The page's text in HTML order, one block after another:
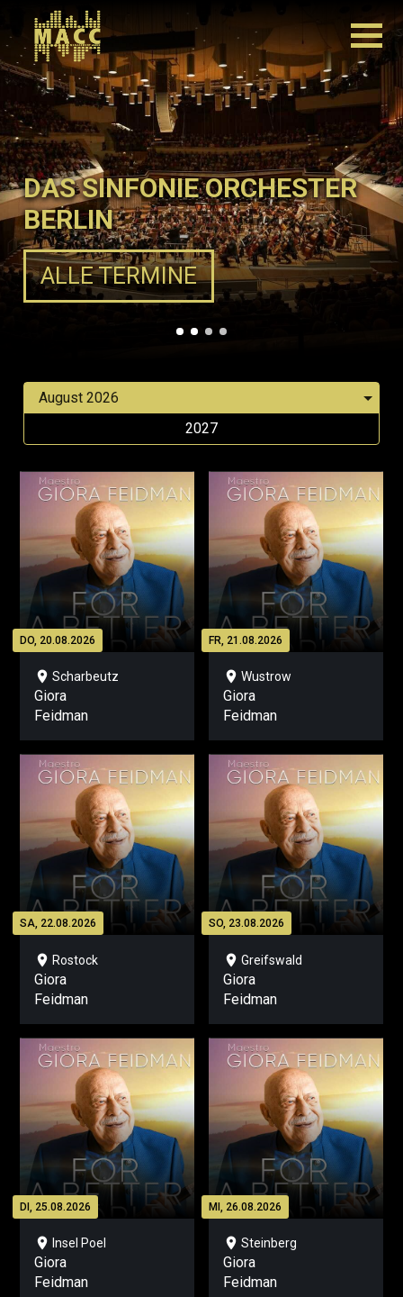
DAS SINFONIE ORCHESTER
BERLIN
ALLE TERMINE
2027
DO, 20.08.2026
location_on Scharbeutz
Giora
Feidman
FR, 21.08.2026
location_on Wustrow
Giora
Feidman
SA, 22.08.2026
location_on Rostock
Giora
Feidman
SO, 23.08.2026
location_on Greifswald
Giora
Feidman
DI, 25.08.2026
location_on Insel Poel
Giora
Feidman
MI, 26.08.2026
location_on Steinberg
Giora
Feidman